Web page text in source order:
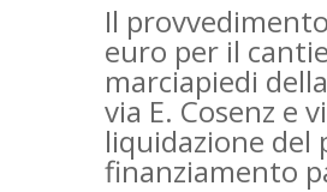
Il
euro per il
marciapiedi
via E. Cosenz e
liquidazione del
finanziamento